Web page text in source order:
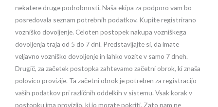
nekatere druge podrobnosti. Naša ekipa za podporo vam bo
posredovala seznam potrebnih podatkov. Kupite registrirano
vozniško dovoljenje. Celoten postopek nakupa vozniškega
dovoljenja traja od 5 do 7 dni. Predstavljajte si, da imate
veljavno vozniško dovoljenje in lahko vozite v samo 7 dneh.
Drugič, za začetek postopka zahtevamo začetni obrok, ki znaša
polovico provizije. Ta začetni obrok je potreben za registracijo
vaših podatkov pri različnih oddelkih v sistemu. Vsak korak v
postopku ima provizijo, ki jo morate pokriti. Zato nam ne